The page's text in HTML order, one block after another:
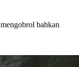
bahkan